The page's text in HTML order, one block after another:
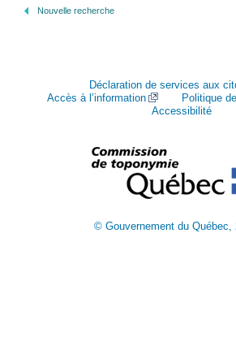
Nouvelle recherche
Déclaration de services aux
Accès à l’information
Politique
Accessibilité
© Gouvernement du Québec,